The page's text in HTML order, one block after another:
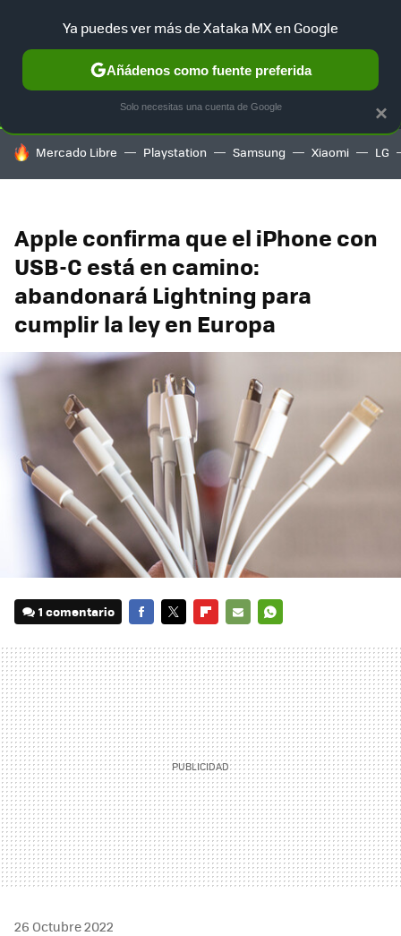
SELECCIÓN GAMING HOME AUTO TERRITORIO
HOY SE HABLA DE
Mercado Libre Playstation Samsung Xiaomi LG
Apple confirma que el iPhone con
USB-C está en camino:
abandonará Lightning para
cumplir la ley en Europa
1 comentario
MAIL
26 Octubre 2022
×
Ya puedes ver más de Xataka MX en Google
Añádenos como fuente preferida
Solo necesitas una cuenta de Google